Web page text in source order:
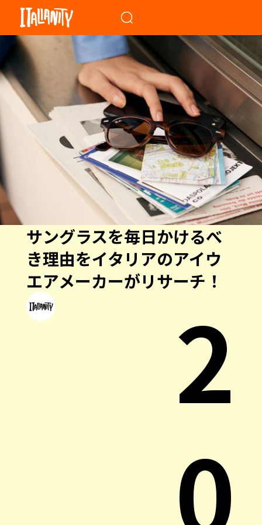
サングラスを毎日かけるべ
き理由をイタリアのアイウ
エアメーカーがリサーチ！
2
0